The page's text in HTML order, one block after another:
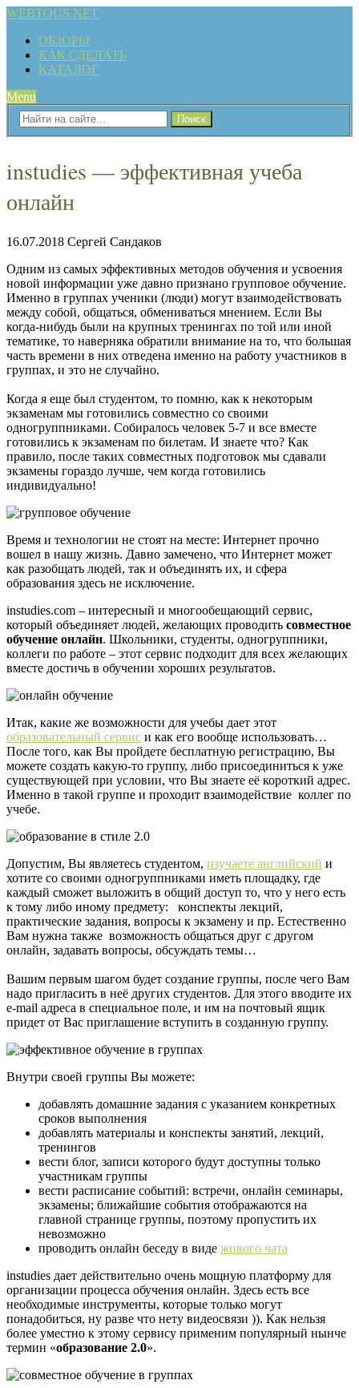
WEBTOUS.NET
ОБЗОРЫ
КАК СДЕЛАТЬ
КАТАЛОГ
Menu
instudies — эффективная учеба
онлайн
16.07.2018 Сергей Сандаков
Одним из самых эффективных методов обучения и усвоения
новой информации уже давно признано групповое обучение.
Именно в группах ученики (люди) могут взаимодействовать
между собой, общаться, обмениваться мнением. Если Вы
когда-нибудь были на крупных тренингах по той или иной
тематике, то наверняка обратили внимание на то, что большая
часть времени в них отведена именно на работу участников в
группах, и это не случайно.
Когда я еще был студентом, то помню, как к некоторым
экзаменам мы готовились совместно со своими
одногруппниками. Собиралось человек 5-7 и все вместе
готовились к экзаменам по билетам. И знаете что? Как
правило, после таких совместных подготовок мы сдавали
экзамены гораздо лучше, чем когда готовились
индивидуально!
Время и технологии не стоят на месте: Интернет прочно
вошел в нашу жизнь. Давно замечено, что Интернет может
как разобщать людей, так и объединять их, и сфера
образования здесь не исключение.
instudies.com – интересный и многообещающий сервис,
который объединяет людей, желающих проводить совместное
обучение онлайн. Школьники, студенты, одногруппники,
коллеги по работе – этот сервис подходит для всех желающих
вместе достичь в обучении хороших результатов.
Итак, какие же возможности для учебы дает этот
образовательный сервис и как его вообще использовать…
После того, как Вы пройдете бесплатную регистрацию, Вы
можете создать какую-то группу, либо присоединиться к уже
существующей при условии, что Вы знаете её короткий адрес.
Именно в такой группе и проходит взаимодействие коллег по
учебе.
Допустим, Вы являетесь студентом, изучаете английский и
хотите со своими одногруппниками иметь площадку, где
каждый сможет выложить в общий доступ то, что у него есть
к тому либо иному предмету: конспекты лекций,
практические задания, вопросы к экзамену и пр. Естественно
Вам нужна также возможность общаться друг с другом
онлайн, задавать вопросы, обсуждать темы…
Вашим первым шагом будет создание группы, после чего Вам
надо пригласить в неё других студентов. Для этого вводите их
e-mail адреса в специальное поле, и им на почтовый ящик
придет от Вас приглашение вступить в созданную группу.
Внутри своей группы Вы можете:
добавлять домашние задания с указанием конкретных
сроков выполнения
добавлять материалы и конспекты занятий, лекций,
тренингов
вести блог, записи которого будут доступны только
участникам группы
вести расписание событий: встречи, онлайн семинары,
экзамены; ближайшие события отображаются на
главной странице группы, поэтому пропустить их
невозможно
проводить онлайн беседу в виде живого чата
instudies дает действительно очень мощную платформу для
организации процесса обучения онлайн. Здесь есть все
необходимые инструменты, которые только могут
понадобиться, ну разве что нету видеосвязи )). Как нельзя
более уместно к этому сервису применим популярный нынче
термин «образование 2.0».